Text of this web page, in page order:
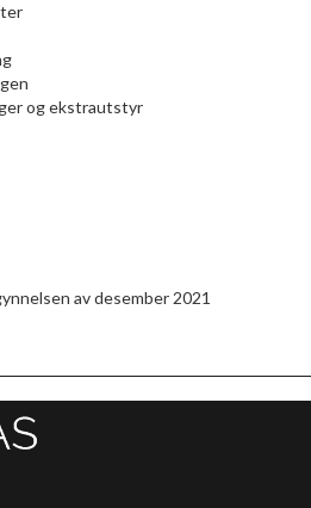
og ekstrautstyr
av desember 2021